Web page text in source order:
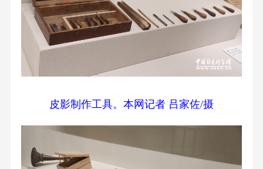
皮影制作工具。本网记者 吕家佐/摄